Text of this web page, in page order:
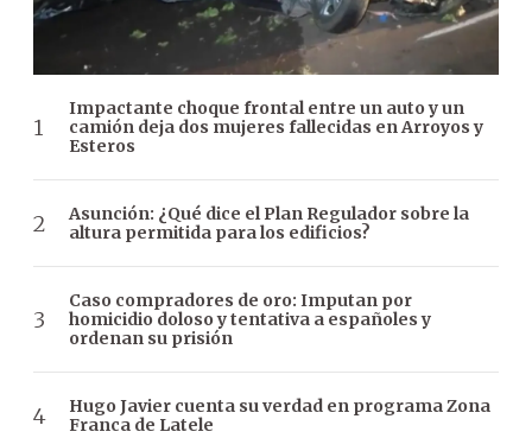
Impactante choque frontal entre un auto y un
camión deja dos mujeres fallecidas en Arroyos y
Esteros
Asunción: ¿Qué dice el Plan Regulador sobre la
altura permitida para los edificios?
Caso compradores de oro: Imputan por
homicidio doloso y tentativa a españoles y
ordenan su prisión
Hugo Javier cuenta su verdad en programa Zona
Franca de Latele